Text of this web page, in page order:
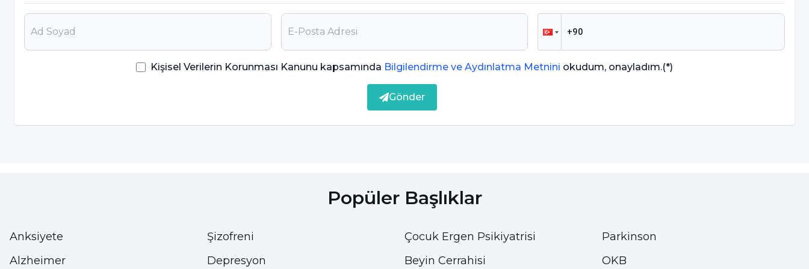
en iyi sporlardan biri günlük en az yarım saatlik yürüyüşlerdir. Düzenli yapılan spor HDL yi yükseltir
Kolesterole Ne İyi Gelir?
Kolesterole ne iyi gelir, kolesterole en iyi gelen şeylerden ilki sağlıklı beslenmektir. Sağlıklı
Kişisel Verilerin Korunması Kanunu kapsamında Bilgilendirme ve Aydınlatma Metnini okudum, onayladım.(*)
Gönder
Popüler Başlıklar
Anksiyete
Alzheimer
Şizofreni
Depresyon
Çocuk Ergen Psikiyatrisi
Beyin Cerrahisi
Parkinson
OKB